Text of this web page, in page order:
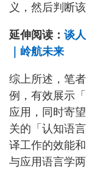
义，然后判断
延伸阅读： 谈
｜岭航未来
综上所述，笔
例，有效展示
应用，同时寄
关的「认知语
译工作的效能
与应用语言学